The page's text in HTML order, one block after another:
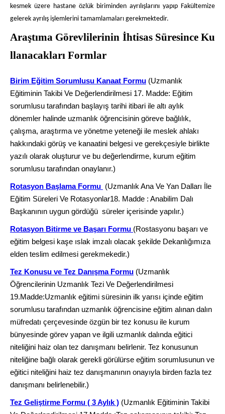
kesmek üzere hastane özlük biriminden ayrılışlarını yapıp Fakültemize
gelerek ayrılış işlemlerini tamamlamaları gerekmektedir.
Araştıma Görevlilerinin İhtisas Süresince Ku
llanacakları Formlar
Birim Eğitim Sorumlusu Kanaat Formu (Uzmanlık
Eğitiminin Takibi Ve Değerlendirilmesi 17. Madde: Eğitim
sorumlusu tarafından başlayış tarihi itibari ile altı aylık
dönemler halinde uzmanlık öğrencisinin göreve bağlılık,
çalışma, araştırma ve yönetme yeteneği ile meslek ahlakı
hakkındaki görüş ve kanaatini belgesi ve gerekçesiyle birlikte
yazılı olarak oluşturur ve bu değerlendirme, kurum eğitim
sorumlusu tarafından onaylanır.)
Rotasyon Başlama Formu (Uzmanlık Ana Ve Yan Dalları İle
Eğitim Süreleri Ve Rotasyonlar18. Madde : Anabilim Dalı
Başkanının uygun gördüğü süreler içerisinde yapılır.)
Rotasyon Bitirme ve Başarı Formu (Rostasyonu başarı ve
eğitim belgesi kaşe ıslak imzalı olacak şekilde Dekanlığımıza
elden teslim edilmesi gerekmekedir.)
Tez Konusu ve Tez Danışma Formu (Uzmanlık
Öğrencilerinin Uzmanlık Tezi Ve Değerlendirilmesi
19.Madde:Uzmanlık eğitimi süresinin ilk yarısı içinde eğitim
sorumlusu tarafından uzmanlık öğrencisine eğitim alınan dalın
müfredatı çerçevesinde özgün bir tez konusu ile kurum
bünyesinde görev yapan ve ilgili uzmanlık dalında eğitici
niteliğini haiz olan tez danışmanı belirlenir. Tez konusunun
niteliğine bağlı olarak gerekli görülürse eğitim sorumlusunun ve
eğitici niteliğini haiz tez danışmanının onayıyla birden fazla tez
danışmanı belirlenebilir.)
Tez Geliştirme Formu ( 3 Aylık ) (Uzmanlık Eğitiminin Takibi